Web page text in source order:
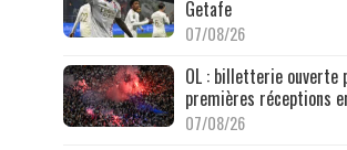
Getafe
07/08/26
OL : billetterie ouverte
premières réceptions
07/08/26